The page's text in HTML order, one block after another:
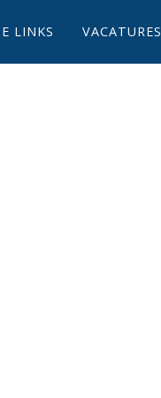
LINKS VACATURES